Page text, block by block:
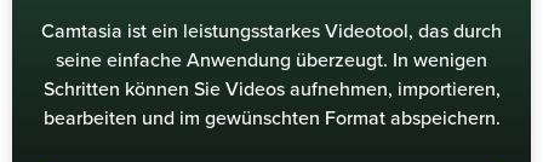
Camtasia ist ein leistungsstarkes Videotool, das durch
seine einfache Anwendung überzeugt. In wenigen
Schritten können Sie Videos aufnehmen, importieren,
bearbeiten und im gewünschten Format abspeichern.